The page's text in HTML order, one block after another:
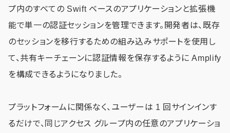
プ内のすべての Swift ベースのアプリケーションと拡張機
能で単一の認証セッションを管理できます。開発者は、既存
のセッションを移行するための組み込みサポートを使用し
て、共有キーチェーンに認証情報を保存するように Amplify
を構成できるようになりました。
プラットフォームに関係なく、ユーザーは 1 回サインインす
るだけで、同じアクセス グループ内の任意のアプリケーショ